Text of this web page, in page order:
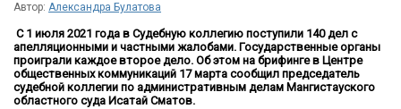
Автор: Александра Булатова
С 1 июля 2021 года в Судебную коллегию поступили 140 дел с
апелляционными и частными жалобами. Государственные органы
проиграли каждое второе дело. Об этом на брифинге в Центре
общественных коммуникаций 17 марта сообщил председатель
судебной коллегии по административным делам Мангистауского
областного суда Исатай Сматов.